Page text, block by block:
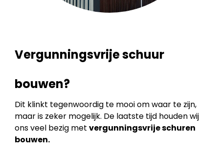
Vergunningsvrije schuur
bouwen?
Dit klinkt tegenwoordig te mooi om waar te zijn,
maar is zeker mogelijk. De laatste tijd houden wij
ons veel bezig met vergunningsvrije schuren
bouwen.